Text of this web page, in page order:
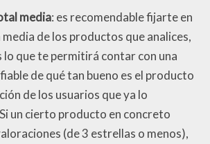
media: es recomendable fijarte en
de los productos que analices,
lo que te permitirá contar con una
de qué tan bueno es el producto
de los usuarios que ya lo
un cierto producto en concreto
(de 3 estrellas o menos),